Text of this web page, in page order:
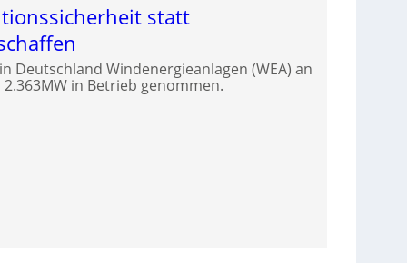
statt
Deutschland Windenergieanlagen (WEA) an
in Betrieb genommen.